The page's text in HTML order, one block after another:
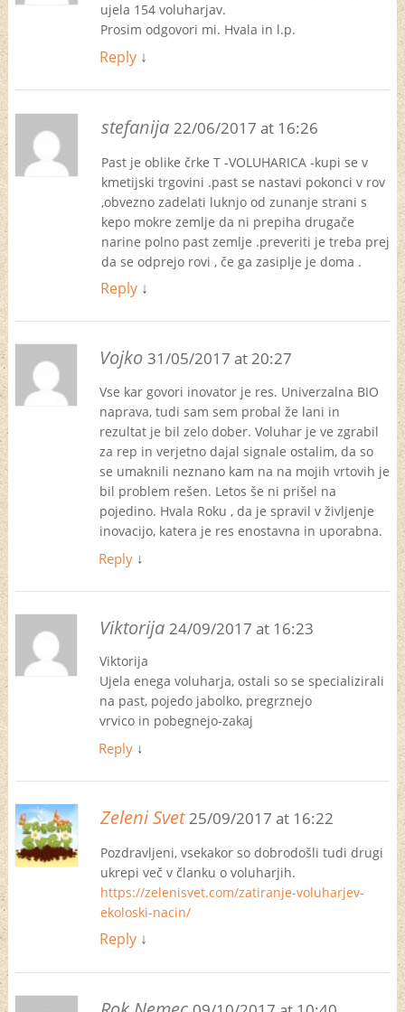
ujela 154 voluharjav.
Prosim odgovori mi. Hvala in l.p.
Reply ↓
stefanija22/06/2017 at 16:26
Past je oblike črke T -VOLUHARICA -kupi se v
kmetijski trgovini .past se nastavi pokonci v rov
,obvezno zadelati luknjo od zunanje strani s
kepo mokre zemlje da ni prepiha drugače
narine polno past zemlje .preveriti je treba prej
da se odprejo rovi , če ga zasiplje je doma .
Reply ↓
Vojko31/05/2017 at 20:27
Vse kar govori inovator je res. Univerzalna BIO
naprava, tudi sam sem probal že lani in
rezultat je bil zelo dober. Voluhar je ve zgrabil
za rep in verjetno dajal signale ostalim, da so
se umaknili neznano kam na na mojih vrtovih je
bil problem rešen. Letos še ni prišel na
pojedino. Hvala Roku , da je spravil v življenje
inovacijo, katera je res enostavna in uporabna.
Reply ↓
Viktorija24/09/2017 at 16:23
Viktorija
Ujela enega voluharja, ostali so se specializirali
na past, pojedo jabolko, pregrznejo
vrvico in pobegnejo-zakaj
Reply ↓
Zeleni Svet 25/09/2017 at 16:22
Pozdravljeni, vsekakor so dobrodošli tudi drugi
ukrepi več v članku o voluharjih.
https://zelenisvet.com/zatiranje-voluharjev-
ekoloski-nacin/
Reply ↓